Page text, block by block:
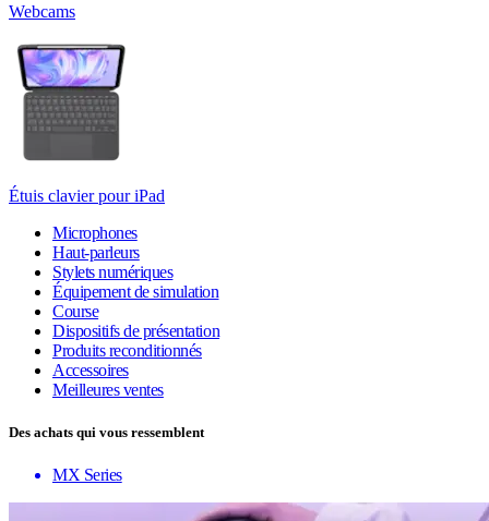
Webcams
Étuis clavier pour iPad
Microphones
Haut-parleurs
Stylets numériques
Équipement de simulation
Course
Dispositifs de présentation
Produits reconditionnés
Accessoires
Meilleures ventes
Des achats qui vous ressemblent
MX Series